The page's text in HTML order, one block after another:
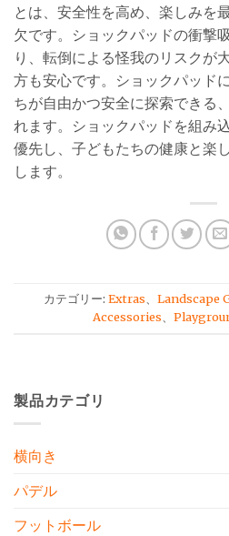
とは、安全性を高め、楽しみを
欠です。ショックパッドの衝撃
り、転倒による怪我のリスクが
方も安心です。ショックパッド
ちが自由かつ安全に探索できる
れます。ショックパッドを組み
優先し、子どもたちの健康と楽
します。
カテゴリー: Extras、 Landscape
Accessories、
製品カテゴリ
横向き
パデル
フットボール